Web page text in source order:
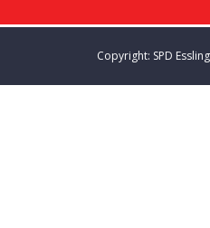
Copyright: SPD